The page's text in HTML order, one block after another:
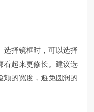
选择镜框时，可以选择
看起来更修长。建议选
颊的宽度，避免圆润的